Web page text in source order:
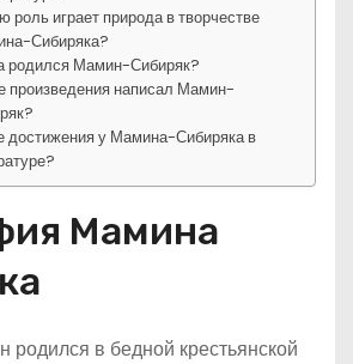
роль играет природа в творчестве
Сибиряка?
родился Мамин-Сибиряк?
произведения написал Мамин-
достижения у Мамина-Сибиряка в
Мамина
в бедной крестьянской